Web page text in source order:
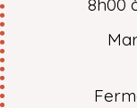
8h00